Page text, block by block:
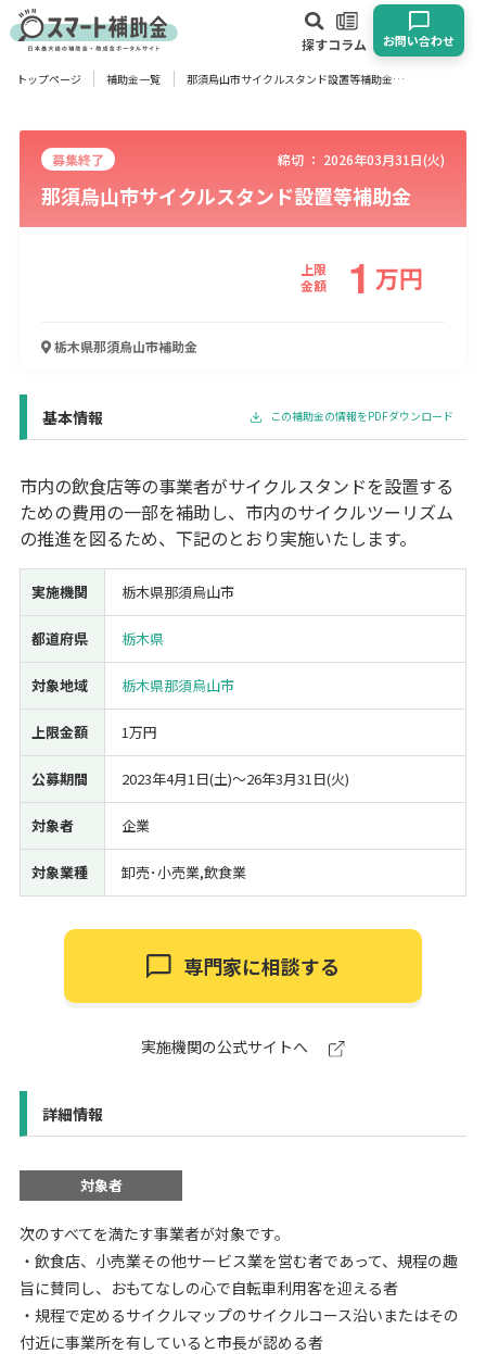
探すコラム お問い合わせ
対象
企業 団体 個人 その他
エリア
物流・運輸業 製造業
宿泊･旅館業
使い道
経営改善・経営強化 販路拡大 海外展開 設備投資
IT導入
人材採用・雇用
人材育成・福利厚生
特許・知的財産
受付中のみ
検索
トップページ 補助金一覧 那須烏山市サイクルスタンド設置等補助金
募集終了 締切 ： 2026年03月31日(火)
那須烏山市サイクルスタンド設置等補助金
上限
金額
1 万円
栃木県那須烏山市補助金
基本情報 この補助金の情報をPDFダウンロード
市内の飲食店等の事業者がサイクルスタンドを設置する
ための費用の一部を補助し、市内のサイクルツーリズム
の推進を図るため、下記のとおり実施いたします。
実施機関 栃木県那須烏山市
都道府県 栃木県
対象地域 栃木県那須烏山市
上限金額 1万円
公募期間 2023年4月1日(土)〜26年3月31日(火)
対象者 企業
対象業種 卸売･小売業,飲食業
専門家に相談する
実施機関の公式サイトへ
詳細情報
対象者
次のすべてを満たす事業者が対象です。
・飲食店、小売業その他サービス業を営む者であって、規程の趣
旨に賛同し、おもてなしの心で自転車利用客を迎える者
・規程で定めるサイクルマップのサイクルコース沿いまたはその
付近に事業所を有していると市長が認める者